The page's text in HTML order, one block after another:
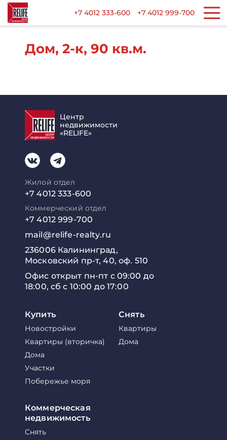
+7 4012 333-600 +7 4012 999-700
Дом, 2-к, 90 кв.м.
Центр
недвижимости
«RELIFE»
Жилой отдел
+7 4012 333-600
Коммерческий отдел
+7 4012 999-700
mail@relife-realty.ru
236006 Калининград,
Московский пр-т, 40, оф. 510
Офис открыт пн-пт с 09:00 до
18:00, сб с 10:00 до 17:00
Купить
Новостройки
Квартиры (вторичка)
Дома
Участки
Побережье моря
Снять
Квартиры
Дома
Коммерческая
недвижимость
Снять